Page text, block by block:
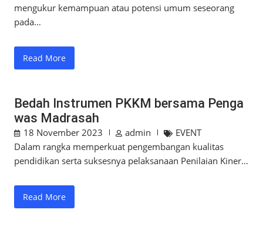
mengukur kemampuan atau potensi umum seseorang
pada…
Read More
Bedah Instrumen PKKM bersama Penga
was Madrasah
18 November 2023 admin
EVENT
Dalam rangka memperkuat pengembangan kualitas
pendidikan serta suksesnya pelaksanaan Penilaian Kiner…
Read More